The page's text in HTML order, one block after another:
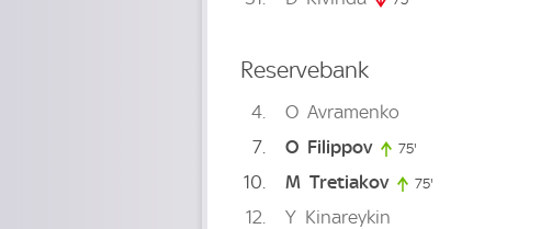
Reservebank
4 O Avramenko
7
O Filippov 75'
10 M Tretiakov 75'
12 Y Kinareykin